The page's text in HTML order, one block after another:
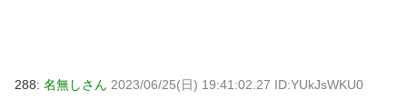
288: 名無しさん 2023/06/25(日) 19:41:02.27 ID:YUkJsWKU0